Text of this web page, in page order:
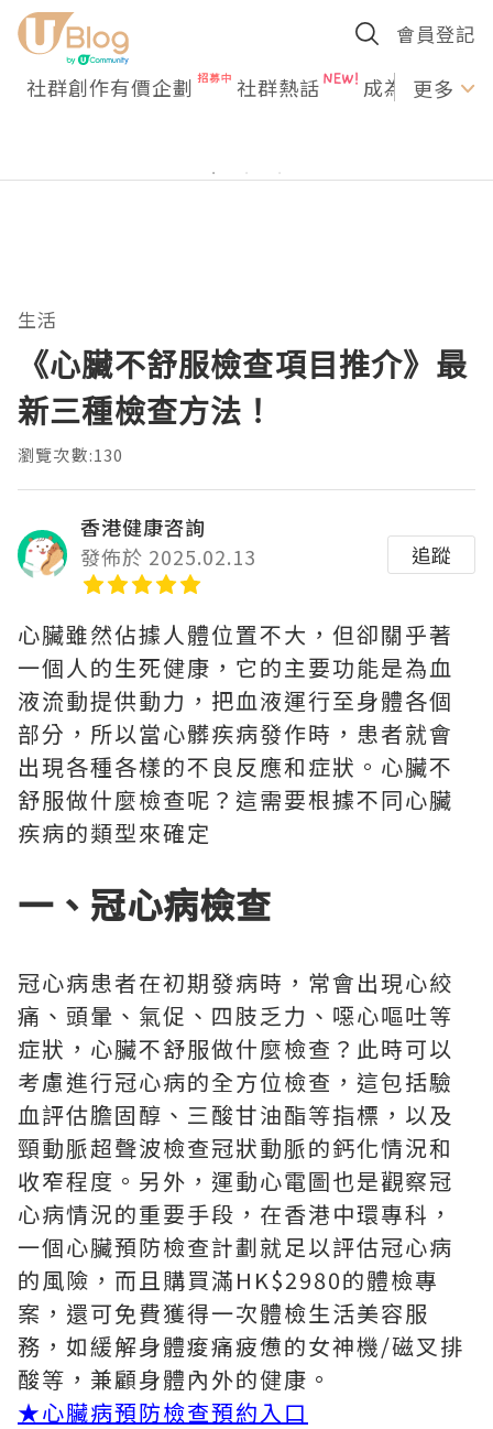
會員登記
社群創作有價企劃 社群熱話 成為U更多
生活
《心臟不舒服檢查項目推介》最
新三種檢查方法！
瀏覽次數:130
香港健康咨詢
發佈於 2025.02.13
追蹤
心臟雖然佔據人體位置不大，但卻關乎著
一個人的生死健康，它的主要功能是為血
液流動提供動力，把血液運行至身體各個
部分，所以當心髒疾病發作時，患者就會
出現各種各樣的不良反應和症狀。心臟不
舒服做什麼檢查呢？這需要根據不同心臟
疾病的類型來確定
一、冠心病檢查
冠心病患者在初期發病時，常會出現心絞
痛、頭暈、氣促、四肢乏力、噁心嘔吐等
症狀，心臟不舒服做什麼檢查？此時可以
考慮進行冠心病的全方位檢查，這包括驗
血評估膽固醇、三酸甘油酯等指標，以及
頸動脈超聲波檢查冠狀動脈的鈣化情況和
收窄程度。另外，運動心電圖也是觀察冠
心病情況的重要手段，在香港中環專科，
一個心臟預防檢查計劃就足以評估冠心病
的風險，而且購買滿HK$2980的體檢專
案，還可免費獲得一次體檢生活美容服
務，如緩解身體痠痛疲憊的女神機/磁叉排
酸等，兼顧身體內外的健康。
★心臟病預防檢查預約入口